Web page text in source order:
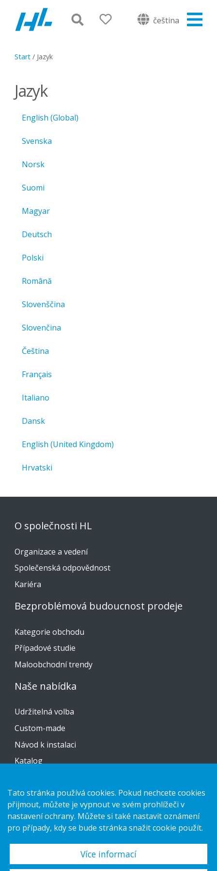
čeština
Start / Jazyk
Jazyk
English (Global)
Svenska
Norsk
Suomi
Magyar
Deutsch
Polski
Română
Slovenščina
Slovenčina
Čeština
Français
Italiano
Dansk
English (United Kingdom)
Hrvatski
O společnosti HL
Organizace a vedení
Společenská odpovědnost
Kariéra
Bezproblémová budoucnost prodeje
Kategorie obchodu
Případové studie
Maloobchodní trendy
Naše nabídka
Udržitelná volba
Custom-made
Návod k instalaci
Katalog
Prohlášení o ochraně osobních údajů
Cookies
Tato stránka používá cookies. Pokud nechcete cookies
přijmout, můžete je vypnout ve svém prohlížeči v
nastavení ochrany. Můžete si také nastavit oznámení
pro případy, kdy se bude stránka snažit cookie použít.
Více informací